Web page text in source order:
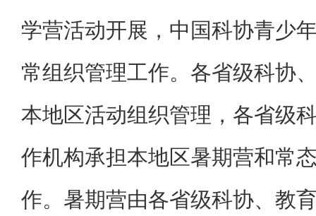
学营活动开展，中国科协青少
常组织管理工作。各省级科协
本地区活动组织管理，各省级
作机构承担本地区暑期营和常
作。暑期营由各省级科协、教